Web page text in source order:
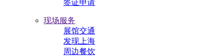
签证申请
现场服务
展馆交通
发现上海
周边餐饮